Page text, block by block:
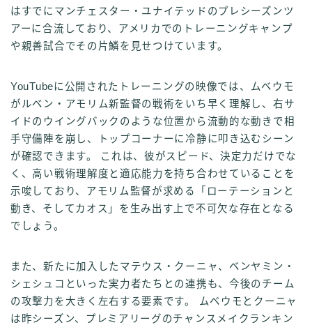
はすでにマンチェスター・ユナイテッドのプレシーズンツ
アーに合流しており、アメリカでのトレーニングキャンプ
や親善試合でその片鱗を見せつけています。
YouTubeに公開されたトレーニングの映像では、ムベウモ
がルベン・アモリム新監督の戦術をいち早く理解し、右サ
イドのウイングバックのような位置から流動的な動きで相
手守備陣を崩し、トップコーナーに冷静に叩き込むシーン
が確認できます。 これは、彼がスピード、決定力だけでな
く、高い戦術理解度と適応能力を持ち合わせていることを
示唆しており、アモリム監督が求める「ローテーションと
動き、そしてカオス」を生み出す上で不可欠な存在となる
でしょう。
また、新たに加入したマテウス・クーニャ、ベンヤミン・
シェシュコといった実力者たちとの連携も、今後のチーム
の攻撃力を大きく左右する要素です。 ムベウモとクーニャ
は昨シーズン、プレミアリーグのチャンスメイクランキン